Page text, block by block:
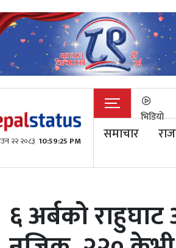
२२ २०८३ 10:59:25 PM
भिडियो
समाचार
६ अर्बको